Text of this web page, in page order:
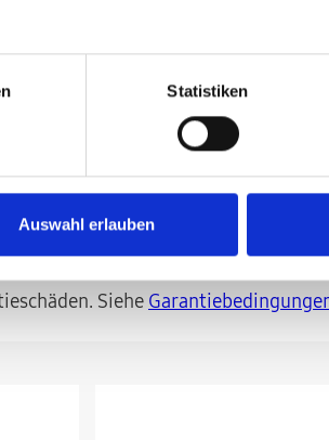
Statistiken
Auswahl erlauben
Galaxy S26 Modelle, die im
sowie für alle Galaxy Z
€ Gutschrift auf die Premium
während des Termins nicht
Siehe